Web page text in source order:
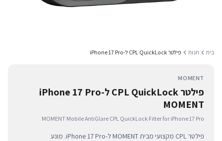
בית חנות פילטר CPL QuickLock ל-iPhone 17 Pro
MOMENT
פילטר CPL QuickLock ל-iPhone 17 Pro
MOMENT
MOMENT Mobile AntiGlare CPL QuickLock Filter for iPhone 17 Pro
פילטר CPL מקצועי מבית MOMENT ל-iPhone 17 Pro. מונע